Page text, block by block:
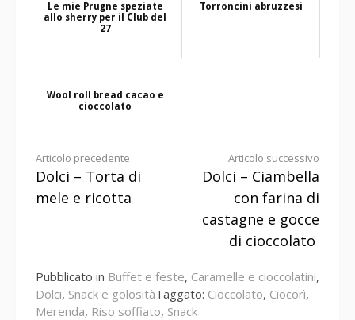
Le mie Prugne speziate
allo sherry per il Club del
27
Torroncini abruzzesi
Wool roll bread cacao e
cioccolato
Continua
a
Articolo precedente
Dolci – Torta di
mele e ricotta
Articolo successivo
Dolci – Ciambella
con farina di
castagne e gocce
di cioccolato
Pubblicato in Buffet e feste, Caramelle e cioccolatini,
Dolci, Snack e golositàTaggato: Cioccolato, Ciocorì,
Merenda, Riso soffiato, Snack